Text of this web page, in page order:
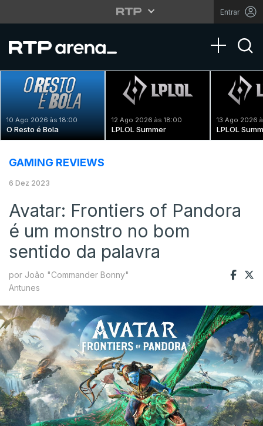
Entrar
Toggle
10 Ago 2026 às 18:00
O Resto é Bola
12 Ago 2026 às 18:00
LPLOL Summer
13 Ago 2026
LPLOL
GAMING REVIEWS
6 Dez 2023
Avatar: Frontiers of Pandora
é um monstro no bom
sentido da palavra
por João "Commander Bonny"
Antunes